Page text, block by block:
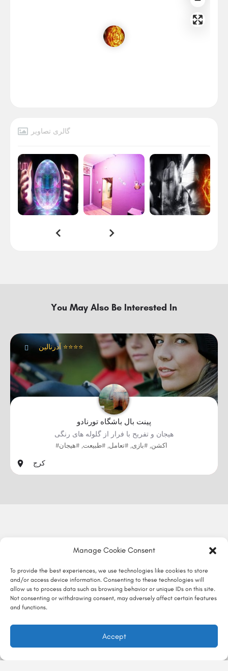
Manage Cookie Consent
To provide the best experiences, we use technologies like cookies to store
and/or access device information. Consenting to these technologies will
allow us to process data such as browsing behavior or unique IDs on this site.
Not consenting or withdrawing consent, may adversely affect certain features
and functions.
Accept
گالری تصاویر
You May Also Be Interested In
پینت بال باشگاه تورنادو
هیجان و تفریح با فرار از گلوله های رنگی
#اکشن, #بازی, #تعامل, #طبیعت, #هیجان
آدرنالین ⭐⭐⭐⭐
کرج